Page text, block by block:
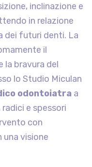
inclinazione e
in relazione
dei futuri denti. La
il
bravura del
lo Studio Miculan
odontoiatra a
e spessori
con
una visione